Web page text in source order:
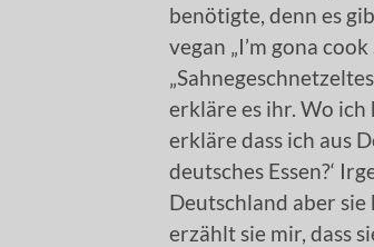
benötigte, denn es
vegan „I’m gona
erkläre es ihr. Wo
erkläre dass ich aus
deutsches Essen?‘
Deutschland aber sie
erzählt sie mir, dass